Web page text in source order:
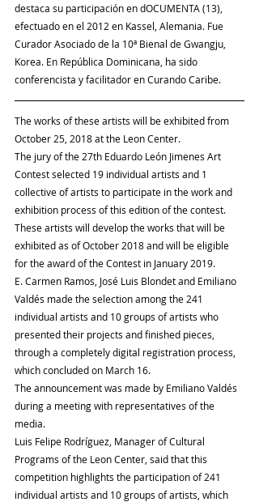
destaca su participación en dOCUMENTA (13),
efectuado en el 2012 en Kassel, Alemania. Fue
Curador Asociado de la 10ª Bienal de Gwangju,
Korea. En República Dominicana, ha sido
conferencista y facilitador en Curando Caribe.
The works of these artists will be exhibited from
October 25, 2018 at the Leon Center.
The jury of the 27th Eduardo León Jimenes Art
Contest selected 19 individual artists and 1
collective of artists to participate in the work and
exhibition process of this edition of the contest.
These artists will develop the works that will be
exhibited as of October 2018 and will be eligible
for the award of the Contest in January 2019.
E. Carmen Ramos, José Luis Blondet and Emiliano
Valdés made the selection among the 241
individual artists and 10 groups of artists who
presented their projects and finished pieces,
through a completely digital registration process,
which concluded on March 16.
The announcement was made by Emiliano Valdés
during a meeting with representatives of the
media.
Luis Felipe Rodríguez, Manager of Cultural
Programs of the Leon Center, said that this
competition highlights the participation of 241
individual artists and 10 groups of artists, which